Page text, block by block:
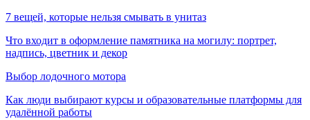
7 вещей, которые нельзя смывать в унитаз
Что входит в оформление памятника на могилу: портрет,
надпись, цветник и декор
Выбор лодочного мотора
Как люди выбирают курсы и образовательные платформы для
удалённой работы